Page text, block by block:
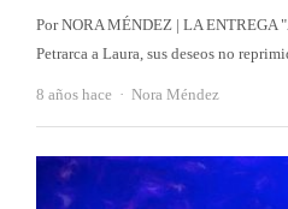
Por NORA MÉNDEZ | LA ENTREGA
Petrarca a Laura, sus deseos no
8 años hace Autor
Nora Méndez